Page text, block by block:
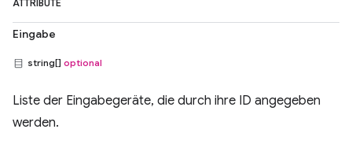
ATTRIBUTE
Eingabe
string[] optional
Liste der Eingabegeräte, die durch ihre ID angegeben
werden.